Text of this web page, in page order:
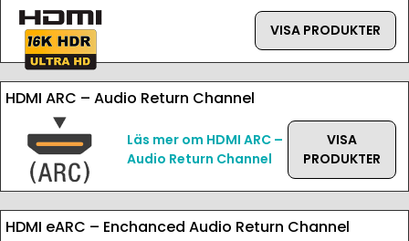
VISA PRODUKTER
HDMI ARC – Audio Return Channel
Läs mer om HDMI ARC –
Audio Return Channel
VISA
PRODUKTER
HDMI eARC – Enchanced Audio Return Channel